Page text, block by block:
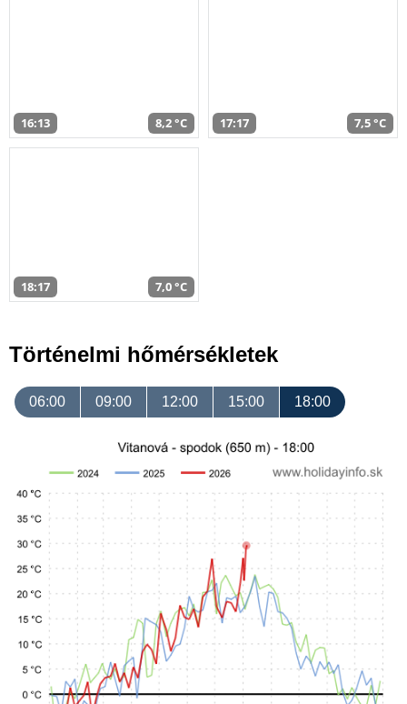
16:13 8,2 °C 17:17 7,5 °C
18:17 7,0 °C
Történelmi hőmérsékletek
06:00 09:00 12:00 15:00 18:00